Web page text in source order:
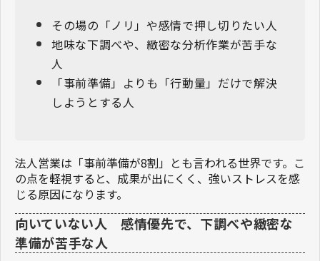
その場の「ノリ」や感情で押し切りたい人
地味な下調べや、緻密な分析作業が苦手な
人
「事前準備」よりも「行動量」だけで解決
しようとする人
法人営業は「事前準備が8割」とも言われる世界です。こ
の点を軽視すると、成果が出にくく、強いストレスを感
じる原因になります。
向いていない人 感情優先で、下調べや緻密な
準備が苦手な人